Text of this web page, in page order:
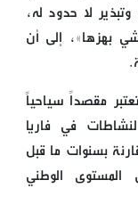
لا حدود له،
بهزها»، إلى أن
مقصداً سياحياً
في فاريا
بسنوات ما قبل
الوطني